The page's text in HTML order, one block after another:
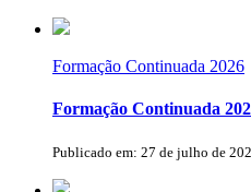
Formação Continuada 2026
Formação Continuada
Publicado em: 27 de julho de